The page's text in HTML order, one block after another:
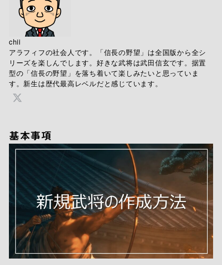
chii
アラフィフの社会人です。「信長の野望」は全国版から全シ
リーズを楽しんでします。好きな武将は武田信玄です。据置
型の「信長の野望」を落ち着いて楽しみたいと思っていま
す。新生は歴代最高レベルだと感じています。
基本事項